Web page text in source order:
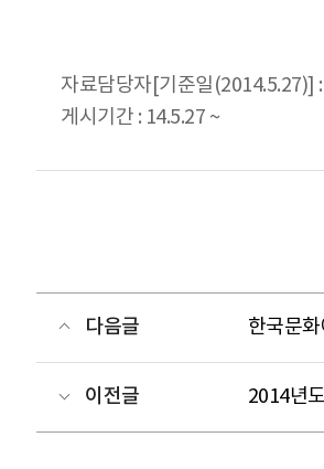
자료담당자[기준일(2014.5.27)]
게시기간 : 14.5.27 ~
다음글 한국문
이전글 2014년